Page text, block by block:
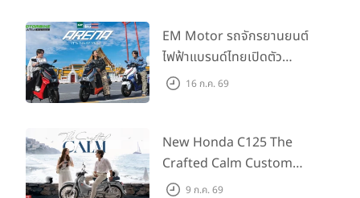
EM Motor รถจักรยานยนต์
ไฟฟ้าแบรนด์ไทยเปิดตัว
ARENA ที่มาในราคาพิเศษ
555 คันแรกรับฟรี Adapter
Type2 ฟรี
16 ก.ค. 69
New Honda C125 The
Crafted Calm Custom
Edition ถ่ายทอดความคลาสสิ
9 ก.ค. 69